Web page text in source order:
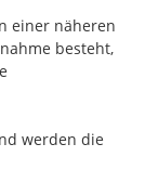
einer näheren
besteht,
werden die